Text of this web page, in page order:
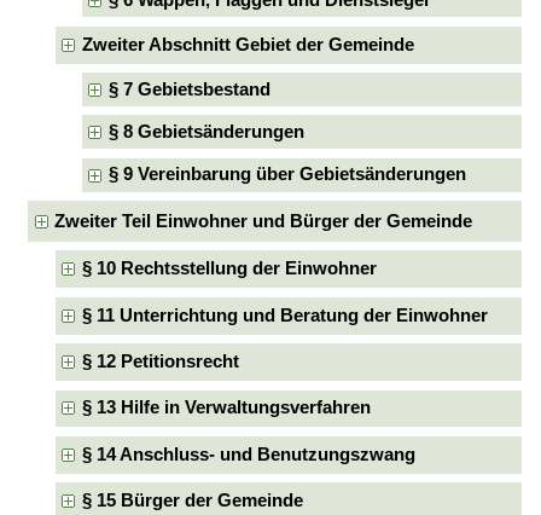
Zweiter Abschnitt Gebiet der Gemeinde
§ 7 Gebietsbestand
§ 8 Gebietsänderungen
§ 9 Vereinbarung über Gebietsänderungen
Zweiter Teil Einwohner und Bürger der Gemeinde
§ 10 Rechtsstellung der Einwohner
§ 11 Unterrichtung und Beratung der Einwohner
§ 12 Petitionsrecht
§ 13 Hilfe in Verwaltungsverfahren
§ 14 Anschluss- und Benutzungszwang
§ 15 Bürger der Gemeinde